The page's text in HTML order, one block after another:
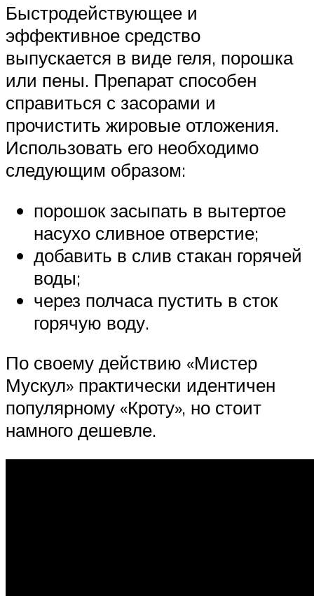
Быстродействующее и
эффективное средство
выпускается в виде геля, порошка
или пены. Препарат способен
справиться с засорами и
прочистить жировые отложения.
Использовать его необходимо
следующим образом:
порошок засыпать в вытертое
насухо сливное отверстие;
добавить в слив стакан горячей
воды;
через полчаса пустить в сток
горячую воду.
По своему действию «Мистер
Мускул» практически идентичен
популярному «Кроту», но стоит
намного дешевле.